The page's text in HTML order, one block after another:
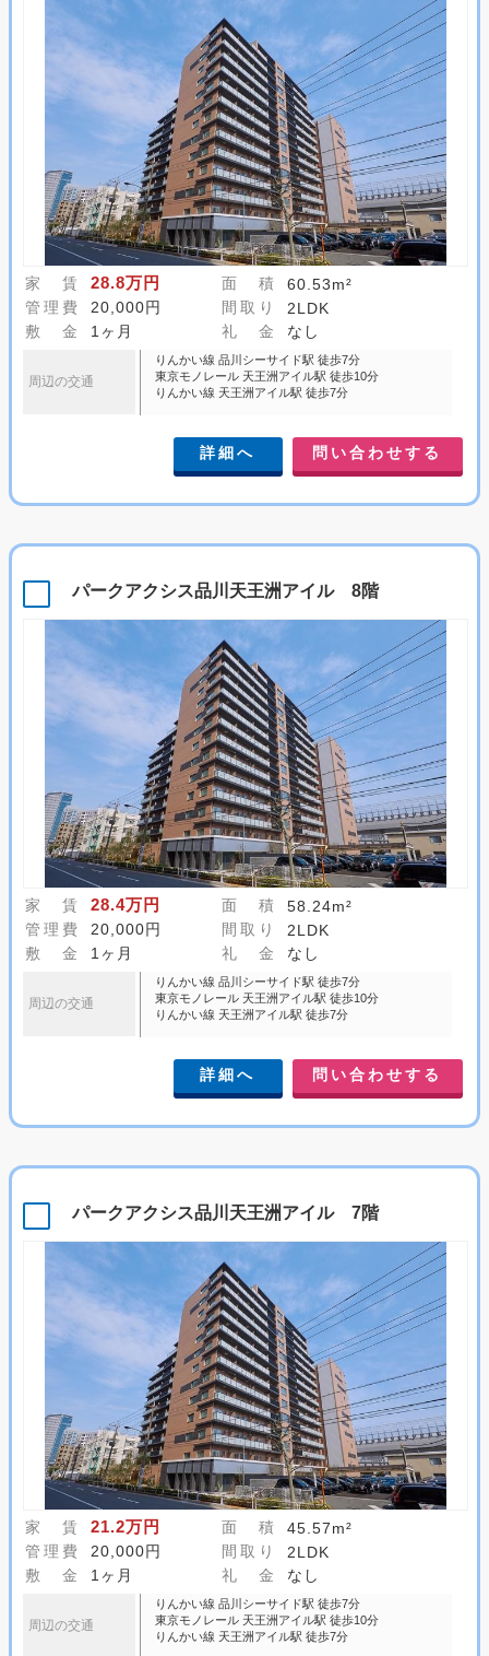
家 賃 28.8万円 面 積
60.53m²
管理費
20,000円 間取り
2LDK
敷 金
1ヶ月 礼 金 なし
周辺の交通
りんかい線 品川シーサイド駅 徒歩7分
東京モノレール 天王洲アイル駅 徒歩10分
りんかい線 天王洲アイル駅 徒歩7分
詳細へ 問い合わせする
パークアクシス品川天王洲アイル 8階
家 賃 28.4万円 面 積
58.24m²
管理費
20,000円 間取り
2LDK
敷 金
1ヶ月 礼 金 なし
周辺の交通
りんかい線 品川シーサイド駅 徒歩7分
東京モノレール 天王洲アイル駅 徒歩10分
りんかい線 天王洲アイル駅 徒歩7分
詳細へ 問い合わせする
パークアクシス品川天王洲アイル 7階
家 賃 21.2万円 面 積
45.57m²
管理費
20,000円 間取り
2LDK
敷 金
1ヶ月 礼 金 なし
周辺の交通
りんかい線 品川シーサイド駅 徒歩7分
東京モノレール 天王洲アイル駅 徒歩10分
りんかい線 天王洲アイル駅 徒歩7分